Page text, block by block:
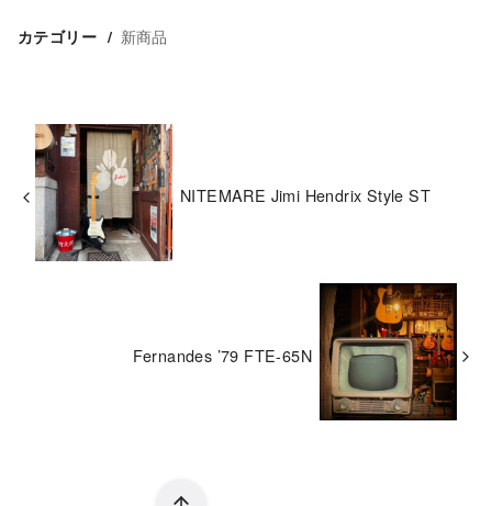
カテゴリー 新商品
NITEMARE Jimi Hendrix Style ST
Fernandes ’79 FTE-65N